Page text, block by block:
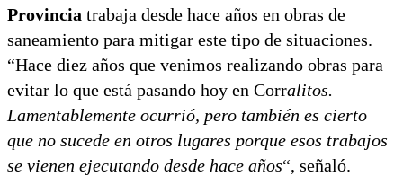
Provincia trabaja desde hace años en obras de
saneamiento para mitigar este tipo de situaciones.
“Hace diez años que venimos realizando obras para
evitar lo que está pasando hoy en Corralitos.
Lamentablemente ocurrió, pero también es cierto
que no sucede en otros lugares porque esos trabajos
se vienen ejecutando desde hace años“, señaló.